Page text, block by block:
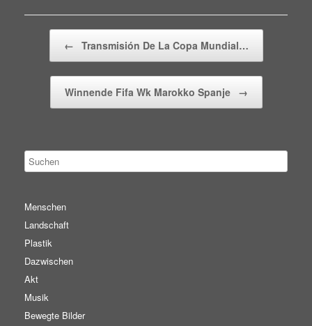
← Transmisión De La Copa Mundial…
Winnende Fifa Wk Marokko Spanje →
Menschen
Landschaft
Plastik
Dazwischen
Akt
Musik
Bewegte Bilder